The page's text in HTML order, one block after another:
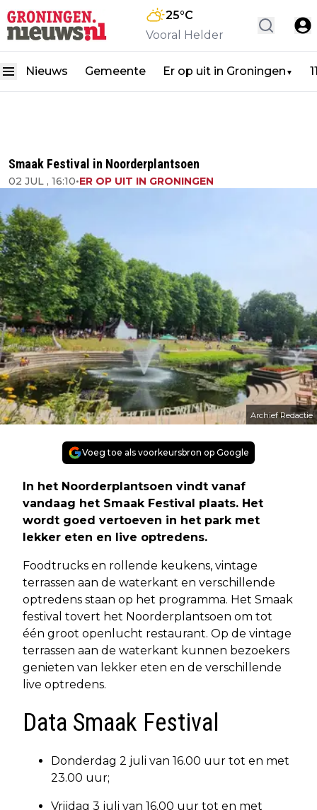
25°C
Vooral Helder
Nieuws Gemeente Er op uit in Groningen ▼
Smaak Festival in Noorderplantsoen
02 JUL , 16:10•ER OP UIT IN GRONINGEN
Archief Redactie
Voeg toe als voorkeursbron op Google
In het Noorderplantsoen vindt vanaf
vandaag het Smaak Festival plaats. Het
wordt goed vertoeven in het park met
lekker eten en live optredens.
Foodtrucks en rollende keukens, vintage
terrassen aan de waterkant en verschillende
optredens staan op het programma. Het Smaak
festival tovert het Noorderplantsoen om tot
één groot openlucht restaurant. Op de vintage
terrassen aan de waterkant kunnen bezoekers
genieten van lekker eten en de verschillende
live optredens.
Data Smaak Festival
Donderdag 2 juli van 16.00 uur tot en met
23.00 uur;
Vrijdag 3 juli van 16.00 uur tot en met